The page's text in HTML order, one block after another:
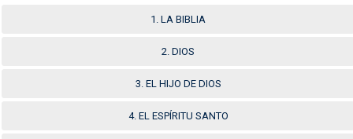
1. LA BIBLIA
2. DIOS
3. EL HIJO DE DIOS
4. EL ESPÍRITU SANTO